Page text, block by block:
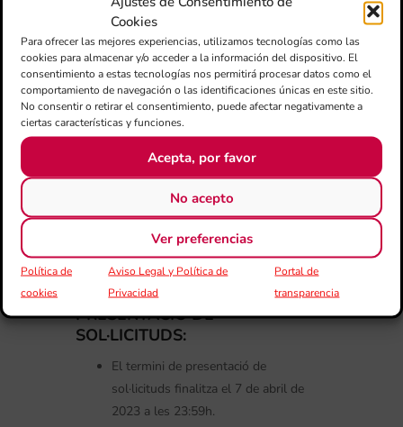
Cookies
Para ofrecer las mejores experiencias, utilizamos tecnologías como las
cookies para almacenar y/o acceder a la información del dispositivo. El
consentimiento a estas tecnologías nos permitirá procesar datos como el
comportamiento de navegación o las identificaciones únicas en este sitio.
No consentir o retirar el consentimiento, puede afectar negativamente a
ciertas características y funciones.
Acepta, por favor
No acepto
Ver preferencias
Política de
cookies
Aviso Legal y Política de
Privacidad
Portal de
transparencia
Una vegada finalitzat el termini
d’inscripció es comunicarà als
sol·licitants si han sigut admesos o
no.
Els participants seleccionats tindran
un termini de 3 dies des de la
comunicació, per a la realització de la
transferència bancària en el número de
compte que la FSMCV li comunicarà i
per a l’enviament de còpia del
resguard bancari a través del correu
electrònic centredestudis@fsmcv.org
TERMINI PER A LA
PRESENTACIÓ DE
SOL·LICITUDS:
El termini de presentació de
sol·licituds finalitza el 7 de abril de
2023 a les 23:59h.